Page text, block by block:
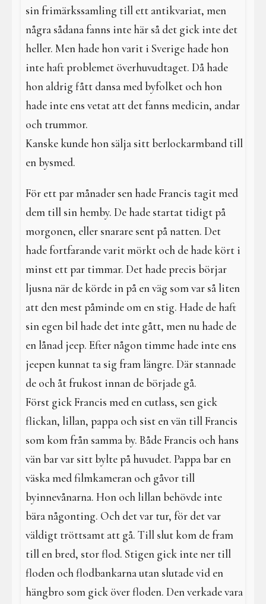
sin frimärkssamling till ett antikvariat, men
några sådana fanns inte här så det gick inte det
heller. Men hade hon varit i Sverige hade hon
inte haft problemet överhuvudtaget. Då hade
hon aldrig fått dansa med byfolket och hon
hade inte ens vetat att det fanns medicin, andar
och trummor.
Kanske kunde hon sälja sitt berlockarmband till
en bysmed.
För ett par månader sen hade Francis tagit med
dem till sin hemby. De hade startat tidigt på
morgonen, eller snarare sent på natten. Det
hade fortfarande varit mörkt och de hade kört i
minst ett par timmar. Det hade precis börjar
ljusna när de körde in på en väg som var så liten
att den mest påminde om en stig. Hade de haft
sin egen bil hade det inte gått, men nu hade de
en lånad jeep. Efter någon timme hade inte ens
jeepen kunnat ta sig fram längre. Där stannade
de och åt frukost innan de började gå.
Först gick Francis med en cutlass, sen gick
flickan, lillan, pappa och sist en vän till Francis
som kom från samma by. Både Francis och hans
vän bar var sitt bylte på huvudet. Pappa bar en
väska med filmkameran och gåvor till
byinnevånarna. Hon och lillan behövde inte
bära någonting. Och det var tur, för det var
väldigt tröttsamt att gå. Till slut kom de fram
till en bred, stor flod. Stigen gick inte ner till
floden och flodbankarna utan slutade vid en
hängbro som gick över floden. Den verkade vara